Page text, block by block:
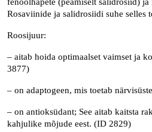
fenoolhapete (peamiselt salidrosiid) ja
Rosaviinide ja salidrosiidi suhe selles
Roosijuur:
– aitab hoida optimaalset vaimset ja
3877)
– on adaptogeen, mis toetab
– on antioksüdant; See aitab kaitsta
kahjulike mõjude eest. (ID 2829)